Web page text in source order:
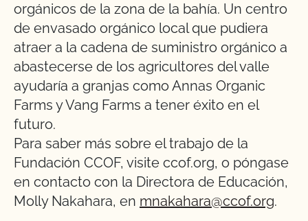
orgánicos de la zona de la bahía. Un centro
de envasado orgánico local que pudiera
atraer a la cadena de suministro orgánico a
abastecerse de los agricultores del valle
ayudaría a granjas como Annas Organic
Farms y Vang Farms a tener éxito en el
futuro.
Para saber más sobre el trabajo de la
Fundación CCOF, visite ccof.org, o póngase
en contacto con la Directora de Educación,
Molly Nakahara, en mnakahara@ccof.org.